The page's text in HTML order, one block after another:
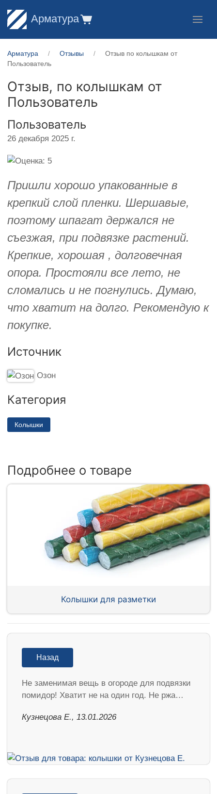
Арматура
Арматура Отзывы
Отзыв по колышкам от
Пользователь
Отзыв, по колышкам от
Пользователь
Пользователь
26 декабря 2025 г.
Пришли хорошо упакованные в
крепкий слой пленки. Шершавые,
поэтому шпагат держался не
съезжая, при подвязке растений.
Крепкие, хорошая , долговечная
опора. Простояли все лето, не
сломались и не погнулись. Думаю,
что хватит на долго. Рекомендую к
покупке.
Источник
Озон
Категория
Колышки
Подробнее о товаре
Колышки для разметки
Назад
Не заменимая вещь в огороде для подвязки
помидор! Хватит не на один год. Не ржа…
Кузнецова Е., 13.01.2026